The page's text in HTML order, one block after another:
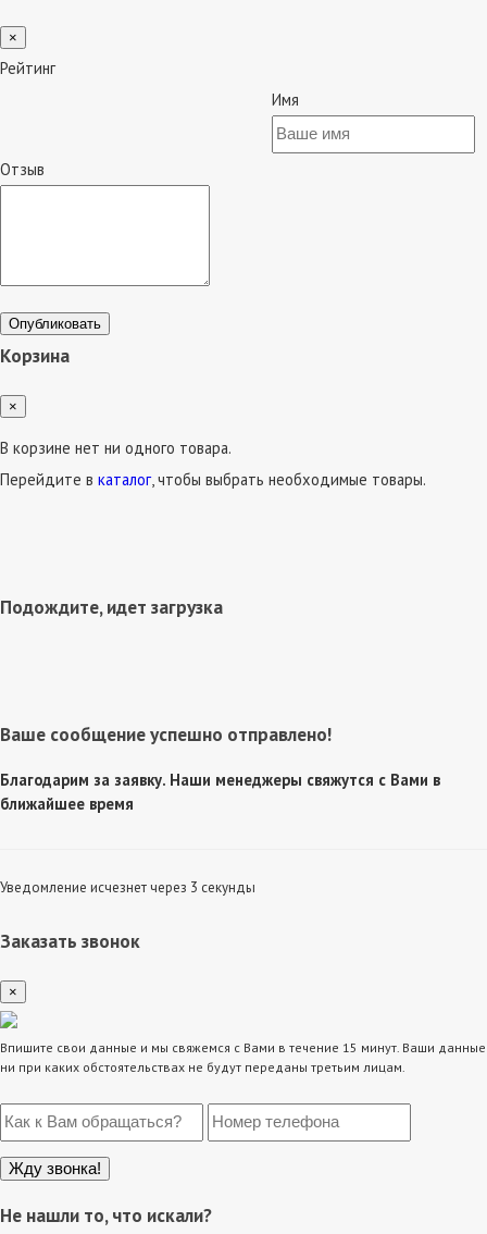
×
Рейтинг
Имя
Отзыв
Опубликовать
Корзина
×
В корзине нет ни одного товара.
Перейдите в каталог, чтобы выбрать необходимые товары.
Подождите, идет загрузка
Ваше сообщение успешно отправлено!
Благодарим за заявку. Наши менеджеры свяжутся с Вами в
ближайшее время
Уведомление исчезнет через 3 секунды
Заказать звонок
×
Впишите свои данные и мы свяжемся с Вами в течение 15 минут. Ваши данные
ни при каких обстоятельствах не будут переданы третьим лицам.
Не нашли то, что искали?